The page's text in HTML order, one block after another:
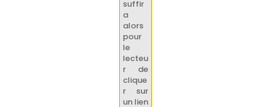
suffir
a
alors
pour
le
lecteu
r de
clique
r sur
un lien